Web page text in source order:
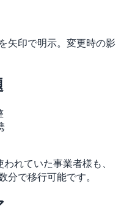
矢印で明示。変更時の影
れていた事業者様も、
で移行可能です。